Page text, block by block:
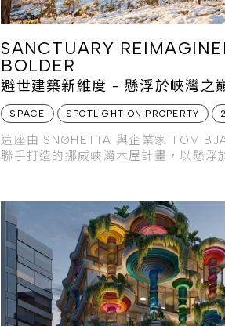
SANCTUARY
BOLDER
避世建築新維度 - 懸浮於峽灣之
SPACE SPOTLIGHT ON PROPERTY
這座由 SNØHETTA 與企業家 TOM
聯手打造的挪威峽灣木屋計畫，以懸浮